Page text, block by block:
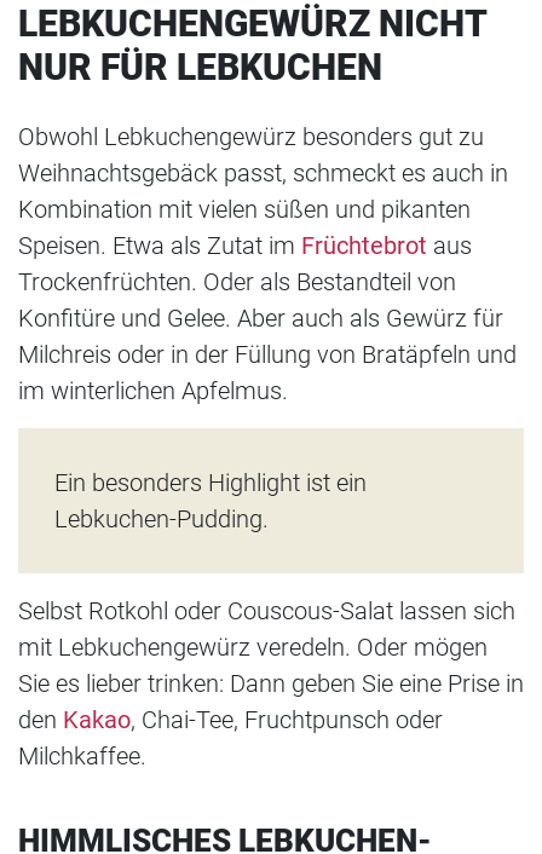
LEBKUCHENGEWÜRZ NICHT
NUR FÜR LEBKUCHEN
Obwohl Lebkuchengewürz besonders gut zu
Weihnachtsgebäck passt, schmeckt es auch in
Kombination mit vielen süßen und pikanten
Speisen. Etwa als Zutat im Früchtebrot aus
Trockenfrüchten. Oder als Bestandteil von
Konfitüre und Gelee. Aber auch als Gewürz für
Milchreis oder in der Füllung von Bratäpfeln und
im winterlichen Apfelmus.
Ein besonders Highlight ist ein
Lebkuchen-Pudding.
Selbst Rotkohl oder Couscous-Salat lassen sich
mit Lebkuchengewürz veredeln. Oder mögen
Sie es lieber trinken: Dann geben Sie eine Prise in
den Kakao, Chai-Tee, Fruchtpunsch oder
Milchkaffee.
HIMMLISCHES LEBKUCHEN-